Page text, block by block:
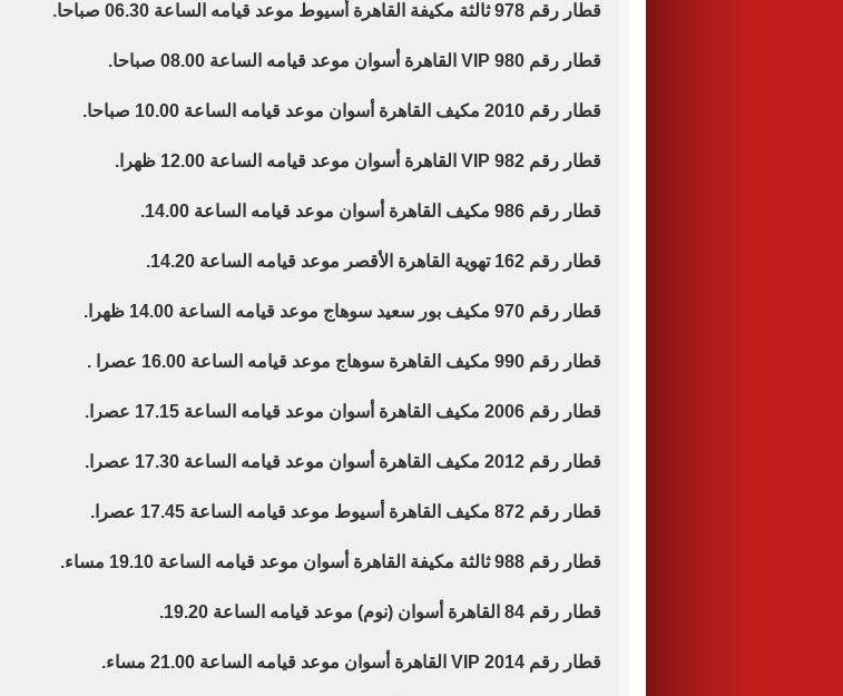
قطار رقم 978 ثالثة مكيفة القاهرة أسيوط موعد قيامه الساعة 06.30 صباحا.
قطار رقم 980 VIP القاهرة أسوان موعد قيامه الساعة 08.00 صباحا.
قطار رقم 2010 مكيف القاهرة أسوان موعد قيامه الساعة 10.00 صباحا.
قطار رقم 982 VIP القاهرة أسوان موعد قيامه الساعة 12.00 ظهرا.
قطار رقم 986 مكيف القاهرة أسوان موعد قيامه الساعة 14.00.
قطار رقم 162 تهوية القاهرة الأقصر موعد قيامه الساعة 14.20.
قطار رقم 970 مكيف بور سعيد سوهاج موعد قيامه الساعة 14.00 ظهرا.
قطار رقم 990 مكيف القاهرة سوهاج موعد قيامه الساعة 16.00 عصرا .
قطار رقم 2006 مكيف القاهرة أسوان موعد قيامه الساعة 17.15 عصرا.
قطار رقم 2012 مكيف القاهرة أسوان موعد قيامه الساعة 17.30 عصرا.
قطار رقم 872 مكيف القاهرة أسيوط موعد قيامه الساعة 17.45 عصرا.
قطار رقم 988 ثالثة مكيفة القاهرة أسوان موعد قيامه الساعة 19.10 مساء.
قطار رقم 84 القاهرة أسوان (نوم) موعد قيامه الساعة 19.20.
قطار رقم 2014 VIP القاهرة أسوان موعد قيامه الساعة 21.00 مساء.